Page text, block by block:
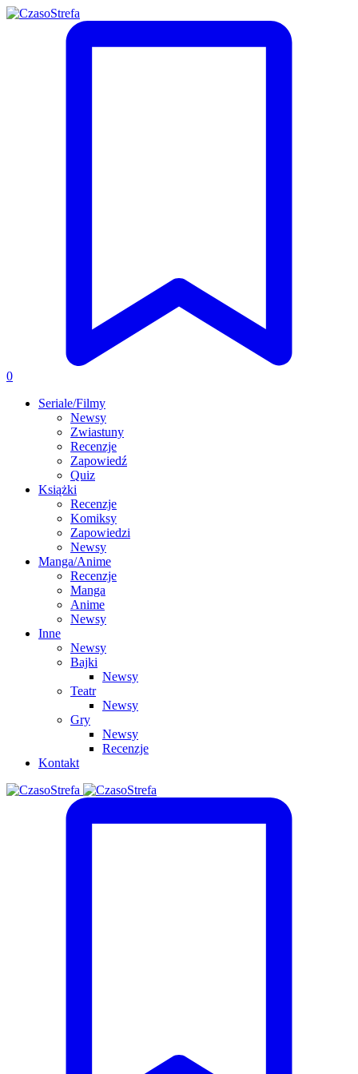
0
Seriale/Filmy
Newsy
Zwiastuny
Recenzje
Zapowiedź
Quiz
Książki
Recenzje
Komiksy
Zapowiedzi
Newsy
Manga/Anime
Recenzje
Manga
Anime
Newsy
Inne
Newsy
Bajki
Newsy
Teatr
Newsy
Gry
Newsy
Recenzje
Kontakt